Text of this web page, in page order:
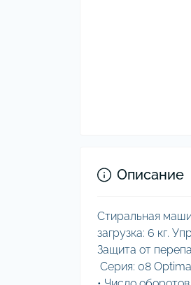
Описание
Стиральная
загрузка: 6 кг.
Защита от
Серия: 08